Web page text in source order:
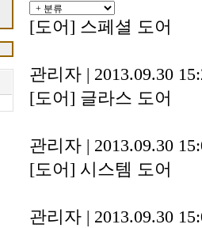
[도어] 스페셜 도어
관리자 | 2013.09.30
[도어] 글라스 도어
관리자 | 2013.09.30
[도어] 시스템 도어
관리자 | 2013.09.30